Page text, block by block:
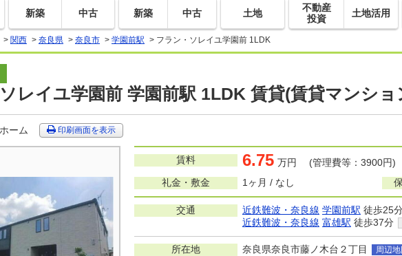
新築 中古 新築 中古 土地
不動産
投資
土地活用
> 関西 > 奈良県 > 奈良市 > 学園前駅 > フラン・ソレイユ学園前 1LDK
レイユ学園前 学園前駅 1LDK 賃貸(賃貸マンシ
ーム 印刷画面を表示
賃料 6.75 万円 (管理費等：3900円)
礼金・敷金
1ヶ月 / なし
交通 近鉄難波・奈良線 学園前駅 徒歩25
近鉄難波・奈良線 富雄駅 徒歩37分
所在地 奈良県奈良市藤ノ木台２丁目
周辺